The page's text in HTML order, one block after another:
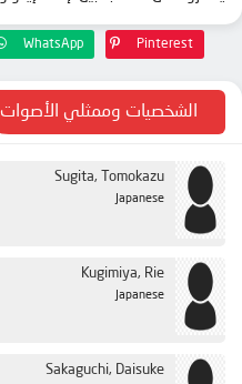
WhatsApp Pinterest
الشخصيات وممثلي الأصوات
Sugita, Tomokazu
Japanese
Kugimiya, Rie
Japanese
Sakaguchi, Daisuke